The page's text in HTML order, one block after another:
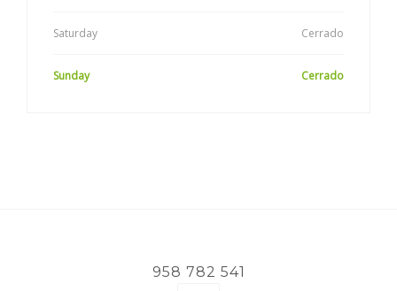
Saturday Cerrado
Sunday Cerrado
958 782 541